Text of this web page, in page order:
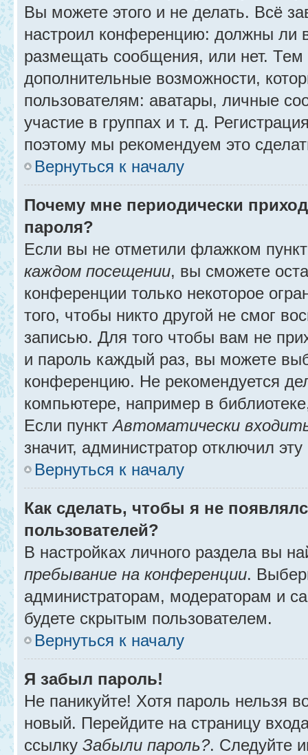
Вы можете этого и не делать. Всё
настроил конференцию: должны ли
размещать сообщения, или нет.
дополнительные возможности,
пользователям: аватары, личные
участие в группах и т. д.
поэтому мы рекомендуем это
Вернуться к началу
Почему мне периодически
пароля?
Если вы не отметили флажком
каждом посещении, вы сможете
конференции только некоторое
того, чтобы никто другой не смог
записью. Для того чтобы вам не
и пароль каждый раз, вы можете
конференцию. Не рекомендуется
компьютере, например в
Если пунктАвтоматически
значит, администратор отключил
Вернуться к началу
Как сделать, чтобы я не
пользователей?
В настройках личного раздела вы
пребывание на конференции.
администраторам, модераторам и
будете скрытым пользователем.
Вернуться к началу
Я забыл пароль!
Не паникуйте! Хотя пароль нельзя
новый. Перейдите на страницу
ссылку Забыли пароль?. Следуйте